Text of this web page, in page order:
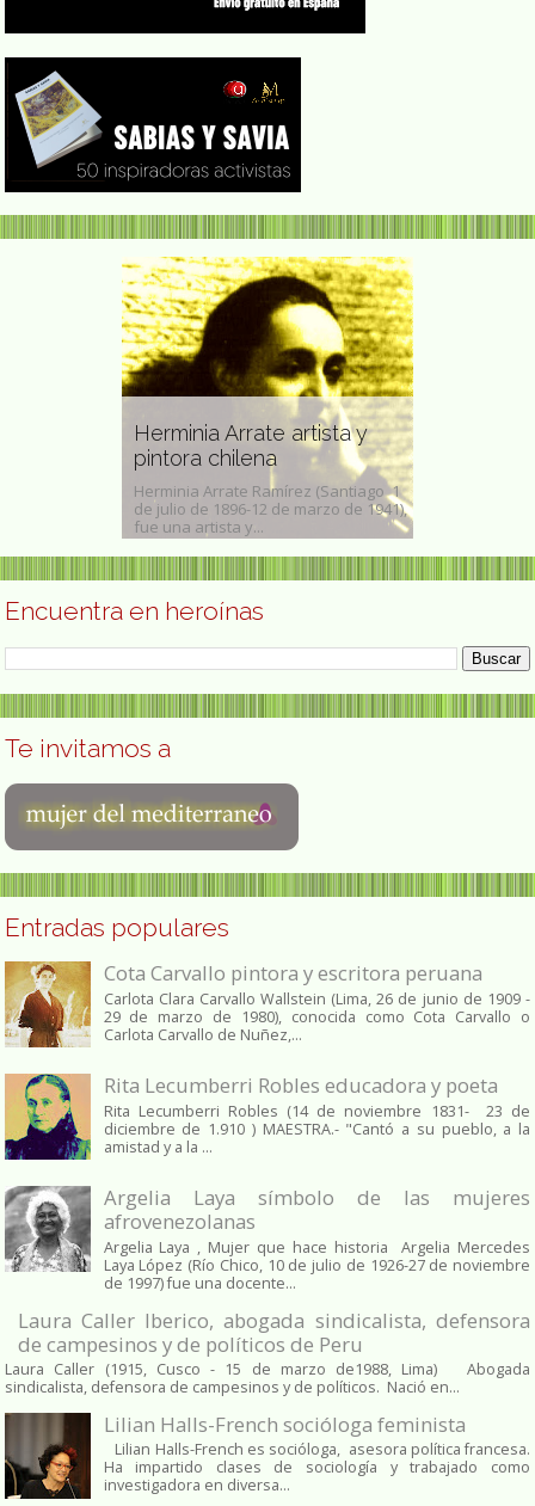
Herminia Arrate artista y
pintora chilena
Herminia Arrate Ramírez (Santiago 1
de julio de 1896-12 de marzo de 1941),
fue una artista y...
Encuentra en heroínas
Te invitamos a
Entradas populares
Cota Carvallo pintora y escritora peruana
Carlota Clara Carvallo Wallstein (Lima, 26 de junio de 1909 -
29 de marzo de 1980), conocida como Cota Carvallo o
Carlota Carvallo de Nuñez,...
Rita Lecumberri Robles educadora y poeta
Rita Lecumberri Robles (14 de noviembre 1831- 23 de
diciembre de 1.910 ) MAESTRA.- "Cantó a su pueblo, a la
amistad y a la ...
Argelia Laya símbolo de las mujeres
afrovenezolanas
Argelia Laya , Mujer que hace historia Argelia Mercedes
Laya López (Río Chico, 10 de julio de 1926-27 de noviembre
de 1997) fue una docente...
Laura Caller Iberico, abogada sindicalista, defensora
de campesinos y de políticos de Peru
Laura Caller (1915, Cusco - 15 de marzo de1988, Lima) Abogada
sindicalista, defensora de campesinos y de políticos. Nació en...
Lilian Halls-French socióloga feminista
Lilian Halls-French es socióloga, asesora política francesa.
Ha impartido clases de sociología y trabajado como
investigadora en diversa...